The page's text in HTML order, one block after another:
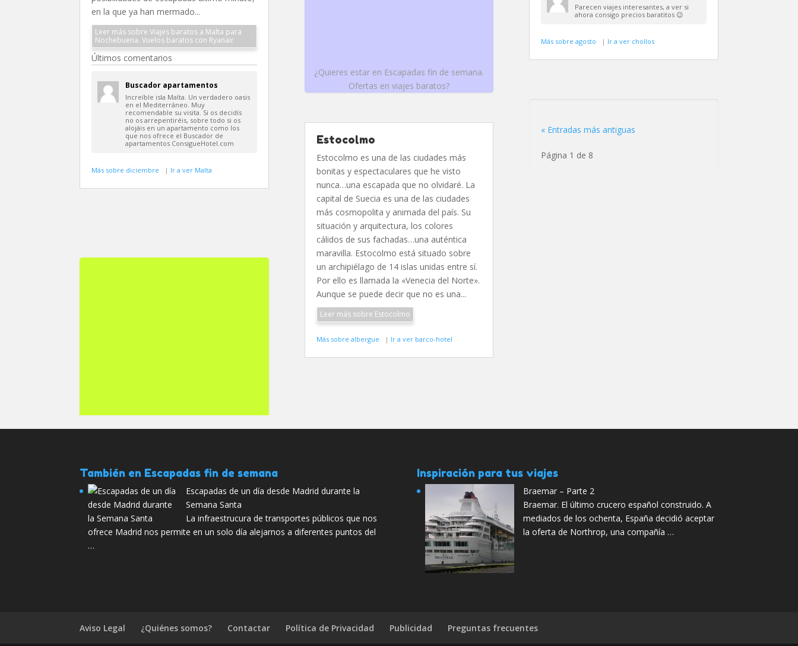
en la que ya han mermado...
Leer más sobre Viajes baratos a Malta para
Nochebuena. Vuelos baratos con Ryanair
Últimos comentarios
Buscador apartamentos
Increíble isla Malta. Un verdadero oasis
en el Mediterráneo. Muy
recomendable su visita. Si os decidís
no os arrepentiréis, sobre todo si os
alojáis en un apartamento como los
que nos ofrece el Buscador de
apartamentos ConsigueHotel.com
Más sobre diciembre | Ir a ver Malta
¿Quieres estar en Escapadas fin de semana.
Ofertas en viajes baratos?
Estocolmo
Estocolmo es una de las ciudades más
bonitas y espectaculares que he visto
nunca…una escapada que no olvidaré. La
capital de Suecia es una de las ciudades
más cosmopolita y animada del país. Su
situación y arquitectura, los colores
cálidos de sus fachadas…una auténtica
maravilla. Estocolmo está situado sobre
un archipiélago de 14 islas unidas entre sí.
Por ello es llamada la «Venecia del Norte».
Aunque se puede decir que no es una...
Leer más sobre Estocolmo
Más sobre albergue | Ir a ver barco-hotel
Parecen viajes interesantes, a ver si
ahora consigo precios baratitos 😉
Más sobre agosto | Ir a ver chollos
« Entradas más antiguas
Página 1 de 8
También en Escapadas fin de semana
Escapadas de un día desde Madrid durante la
Semana Santa
La infraestrucura de transportes públicos que nos
ofrece Madrid nos permite en un solo día alejarnos a diferentes puntos del
…
Inspiración para tus viajes
Braemar – Parte 2
Braemar. El último crucero español construido. A
mediados de los ochenta, España decidió aceptar
la oferta de Northrop, una compañía …
Aviso Legal ¿Quiénes somos? Contactar Política de Privacidad Publicidad Preguntas frecuentes